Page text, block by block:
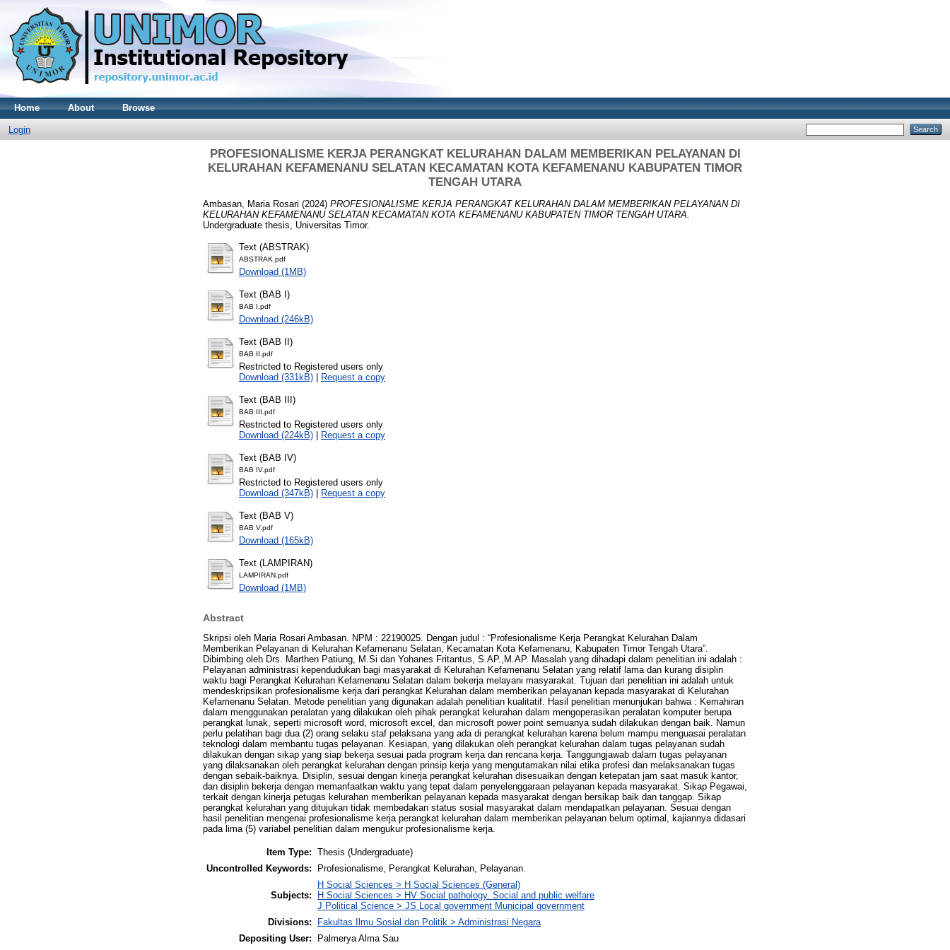
Home About Browse
Login
PROFESIONALISME KERJA PERANGKAT KELURAHAN DALAM MEMBERIKAN PELAYANAN DI
KELURAHAN KEFAMENANU SELATAN KECAMATAN KOTA KEFAMENANU KABUPATEN TIMOR
TENGAH UTARA
Ambasan, Maria Rosari (2024) PROFESIONALISME KERJA PERANGKAT KELURAHAN DALAM MEMBERIKAN PELAYANAN DI
KELURAHAN KEFAMENANU SELATAN KECAMATAN KOTA KEFAMENANU KABUPATEN TIMOR TENGAH UTARA.
Undergraduate thesis, Universitas Timor.
Text (ABSTRAK)
ABSTRAK.pdf
Download (1MB)
Text (BAB I)
BAB I.pdf
Download (246kB)
Text (BAB II)
BAB II.pdf
Restricted to Registered users only
Download (331kB) | Request a copy
Text (BAB III)
BAB III.pdf
Restricted to Registered users only
Download (224kB) | Request a copy
Text (BAB IV)
BAB IV.pdf
Restricted to Registered users only
Download (347kB) | Request a copy
Text (BAB V)
BAB V.pdf
Download (165kB)
Text (LAMPIRAN)
LAMPIRAN.pdf
Download (1MB)
Abstract
Skripsi oleh Maria Rosari Ambasan. NPM : 22190025. Dengan judul : “Profesionalisme Kerja Perangkat Kelurahan Dalam
Memberikan Pelayanan di Kelurahan Kefamenanu Selatan, Kecamatan Kota Kefamenanu, Kabupaten Timor Tengah Utara”.
Dibimbing oleh Drs. Marthen Patiung, M.Si dan Yohanes Fritantus, S.AP.,M.AP. Masalah yang dihadapi dalam penelitian ini adalah :
Pelayanan administrasi kependudukan bagi masyarakat di Kelurahan Kefamenanu Selatan yang relatif lama dan kurang disiplin
waktu bagi Perangkat Kelurahan Kefamenanu Selatan dalam bekerja melayani masyarakat. Tujuan dari penelitian ini adalah untuk
mendeskripsikan profesionalisme kerja dari perangkat Kelurahan dalam memberikan pelayanan kepada masyarakat di Kelurahan
Kefamenanu Selatan. Metode penelitian yang digunakan adalah penelitian kualitatif. Hasil penelitian menunjukan bahwa : Kemahiran
dalam menggunakan peralatan yang dilakukan oleh pihak perangkat kelurahan dalam mengoperasikan peralatan komputer berupa
perangkat lunak, seperti microsoft word, microsoft excel, dan microsoft power point semuanya sudah dilakukan dengan baik. Namun
perlu pelatihan bagi dua (2) orang selaku staf pelaksana yang ada di perangkat kelurahan karena belum mampu menguasai peralatan
teknologi dalam membantu tugas pelayanan. Kesiapan, yang dilakukan oleh perangkat kelurahan dalam tugas pelayanan sudah
dilakukan dengan sikap yang siap bekerja sesuai pada program kerja dan rencana kerja. Tanggungjawab dalam tugas pelayanan
yang dilaksanakan oleh perangkat kelurahan dengan prinsip kerja yang mengutamakan nilai etika profesi dan melaksanakan tugas
dengan sebaik-baiknya. Disiplin, sesuai dengan kinerja perangkat kelurahan disesuaikan dengan ketepatan jam saat masuk kantor,
dan disiplin bekerja dengan memanfaatkan waktu yang tepat dalam penyelenggaraan pelayanan kepada masyarakat. Sikap Pegawai,
terkait dengan kinerja petugas kelurahan memberikan pelayanan kepada masyarakat dengan bersikap baik dan tanggap. Sikap
perangkat kelurahan yang ditujukan tidak membedakan status sosial masyarakat dalam mendapatkan pelayanan. Sesuai dengan
hasil penelitian mengenai profesionalisme kerja perangkat kelurahan dalam memberikan pelayanan belum optimal, kajiannya didasari
pada lima (5) variabel penelitian dalam mengukur profesionalisme kerja.
Item Type: Thesis (Undergraduate)
Uncontrolled Keywords:
Profesionalisme, Perangkat Kelurahan, Pelayanan.
Subjects:
H Social Sciences > H Social Sciences (General)
H Social Sciences > HV Social pathology. Social and public welfare
J Political Science > JS Local government Municipal government
Divisions:
Fakultas Ilmu Sosial dan Politik > Administrasi Negara
Depositing User:
Palmerya Alma Sau